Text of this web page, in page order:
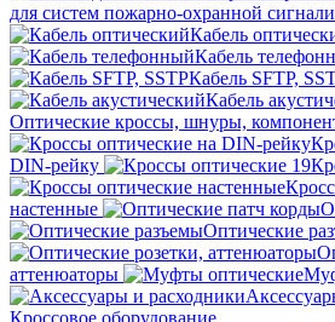
для систем пожарно-охранной
Кабель
Кабель
Кабель SFTP,
Кабель
Оптические кроссы, шнуры,
DIN-рейку
настенные
Оптические
аттенюаторы
Кроссовое оборудование